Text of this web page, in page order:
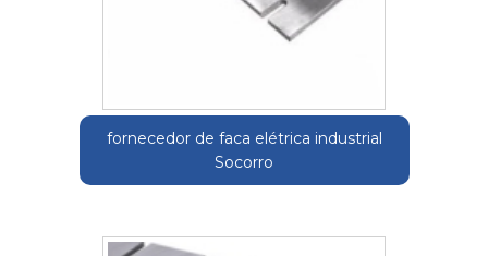
fornecedor de faca elétrica industrial
Socorro